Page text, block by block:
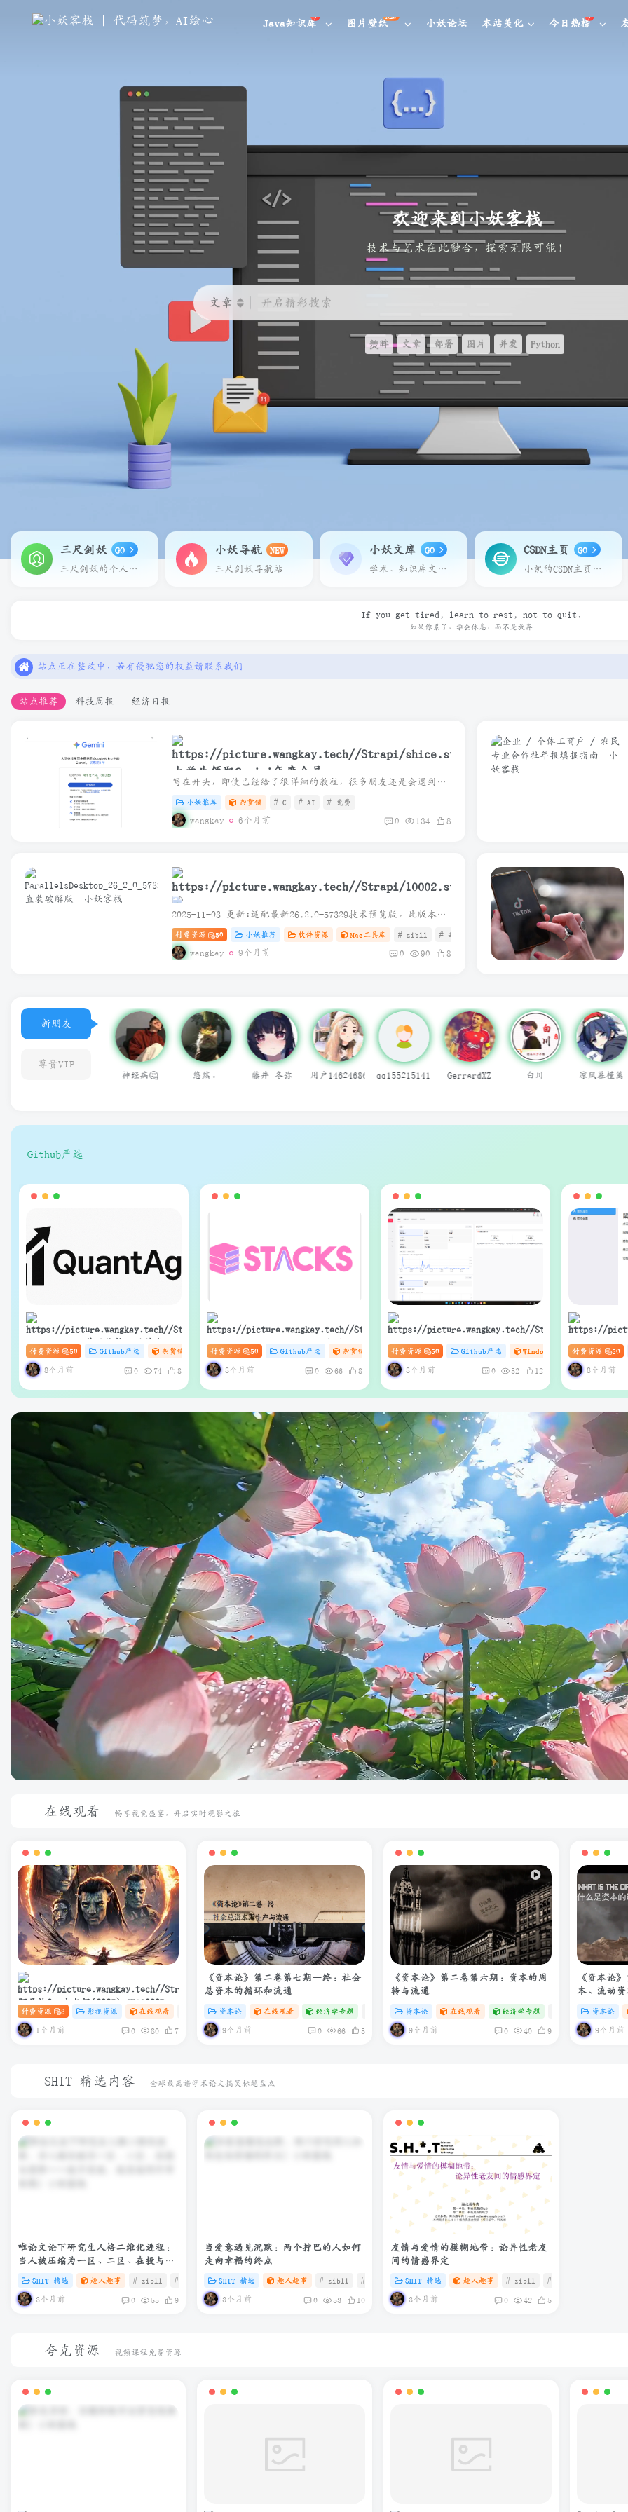
Java知识库 图片壁纸
NEW
小妖论坛 本站美化 今日热榜
欢迎来到小妖客栈
技术与艺术在此融合，探索无限可能！
文章 开启精彩搜索
羙眸 文章 部署 图片 并发 Python
三尺剑妖
GO
三尺剑妖的个人主页
小妖导航
NEW
三尺剑妖导航站
小妖文库
GO
学术、知识库文章在线预览下载
CSDN主页
GO
小凯的CSDN主页，请多多关照
If you get tired, learn to rest, not to quit.
如果你累了，学会休息，而不是放弃
站点正在整改中，若有侵犯您的权益请联系我们
站点正在整改中，若有侵犯您的权益请联系我们
站点推荐 科技周报 经济日报
大学生领取Gemini年度会员
写在开头，即使已经给了很详细的教程，很多朋友还是会遇到这样或者那样的问题，建议浏览器开无痕模式重新按照教程走一遍，其次是看评论区大佬们的回答，最后实在解决不了的话建议直接上海鲜市场...
小妖推荐 杂货铺 # C # AI # 免费
wangkay 6个月前 0 134 8
ParallelsDesktop_26_2_0_57329_Release_2025_11_03
直装破解版
2025-11-03 更新:适配最新26.2.0-57329技术预览版。此版本安装直接覆盖即可，无需考虑太多 相对于官方dmg，优化了以下内容: 1. 安装时不再强制检查是否有更新的版本。 2. 不再显...
付费资源 50 小妖推荐 软件资源 Mac工具库 # zibll # 每日更新
wangkay 9个月前 0 90 8
新朋友
尊贵VIP
用户14624686 qq155215141 GerrardXZ 白川 凉风慕槿篱 痞子焕 草東 九遥
Github严选
QuantAgent：基于价格驱动的多智
能体 LLM 高频交易分析系统
付费资源 50 Github严选 杂货铺 # zibll # C # AI
8个月前 0 74 8
Stacks：Anna’s Archive 电子书
快速下载的轻量级管理器（支持Web
界面与API）
付费资源 50 Github严选 杂货铺 # zibll # C # DDoS
8个月前 0 66 8
Video Material GEN Workstation
｜AI短视频生成与项目管理一体化
工作站
付费资源 50 Github严选 Windows工具库 杂货铺
8个月前 0 52 12
MouseClick
付费资源 50
8个月前
在线观看 畅享视觉盛宴，开启实时观影之旅
阿凡达3：火与烬(2025) 4K+1080P
中英双字 夸克&度盘&迅雷下载
付费资源 3 影视资源 在线观看 # 电影
1个月前 0 80 7
《资本论》第二卷第七期—终：社会
总资本的循环和流通
资本论 在线观看 经济学专题 # zibll # C
9个月前 0 66 5
《资本论》第二卷第六期：资本的周
转与流通
资本论 在线观看 经济学专题 # zibll # C
9个月前 0 40 9
《资本论
本、流动
资本论
9个月前
SHIT 精选内容 全球最离谱学术论文搞笑标题盘点
唯论文论下研究生人格二维化进程：
当人被压缩为一区、二区、在投与退
修——我不是我，我是我的外审结果
SHIT 精选 趣人趣事 # zibll # C # SHIT
3个月前 0 55 9
当爱意遇见沉默：两个拧巴的人如何
走向幸福的终点
SHIT 精选 趣人趣事 # zibll # C # SHIT
3个月前 0 53 10
友情与爱情的模糊地带：论异性老友
间的情感界定
SHIT 精选 趣人趣事 # zibll # C
3个月前 0 42 5
夸克资源 视频课程免费资源